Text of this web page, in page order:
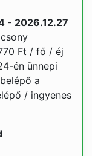
- 2026.12.27
Ft / fő / éj
én ünnepi
a
/ ingyenes